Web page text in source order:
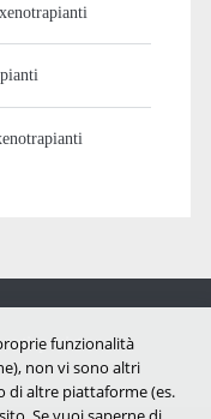
funzionalità
non vi sono altri
di altre piattaforme (es.